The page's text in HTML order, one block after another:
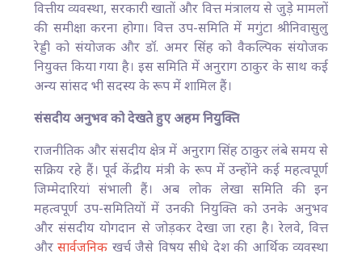
वित्तीय व्यवस्था, सरकारी खातों और वित्त मंत्रालय से जुड़े मामलों
की समीक्षा करना होगा। वित्त उप-समिति में मगुंटा श्रीनिवासुलु
रेड्डी को संयोजक और डॉ. अमर सिंह को वैकल्पिक संयोजक
नियुक्त किया गया है। इस समिति में अनुराग ठाकुर के साथ कई
अन्य सांसद भी सदस्य के रूप में शामिल हैं।
संसदीय अनुभव को देखते हुए अहम नियुक्ति
राजनीतिक और संसदीय क्षेत्र में अनुराग सिंह ठाकुर लंबे समय से
सक्रिय रहे हैं। पूर्व केंद्रीय मंत्री के रूप में उन्होंने कई महत्वपूर्ण
जिम्मेदारियां संभाली हैं। अब लोक लेखा समिति की इन
महत्वपूर्ण उप-समितियों में उनकी नियुक्ति को उनके अनुभव
और संसदीय योगदान से जोड़कर देखा जा रहा है। रेलवे, वित्त
औरसार्वजनिक खर्च जैसे विषय सीधे देश की आर्थिक व्यवस्था